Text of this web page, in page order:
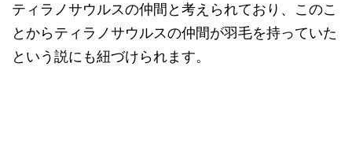
ティラノサウルスの仲間と考えられており、このこ
とからティラノサウルスの仲間が羽毛を持っていた
という説にも紐づけられます。